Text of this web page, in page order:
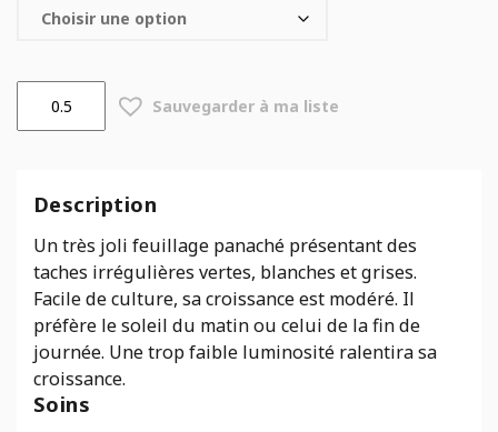
Scindapsus
and
epipremnum
Sauvegarder à ma liste
Description
Un très joli feuillage panaché présentant des
taches irrégulières vertes, blanches et grises.
Facile de culture, sa croissance est modéré. Il
préfère le soleil du matin ou celui de la fin de
journée. Une trop faible luminosité ralentira sa
croissance.
Soins